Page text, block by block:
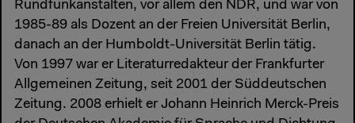
Rundfunkanstalten, vor allem den NDR, und war von
1985-89 als Dozent an der Freien Universität Berlin,
danach an der Humboldt-Universität Berlin tätig.
Von 1997 war er Literaturredakteur der Frankfurter
Allgemeinen Zeitung, seit 2001 der Süddeutschen
Zeitung. 2008 erhielt er Johann Heinrich Merck-Preis